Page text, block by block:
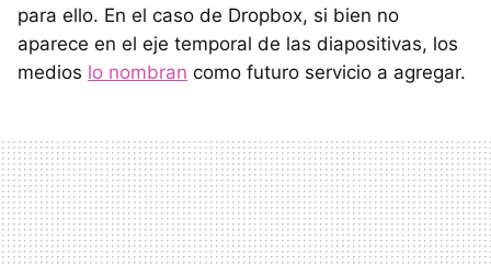
para ello. En el caso de Dropbox, si bien no
aparece en el eje temporal de las diapositivas, los
medios lo nombran como futuro servicio a agregar.